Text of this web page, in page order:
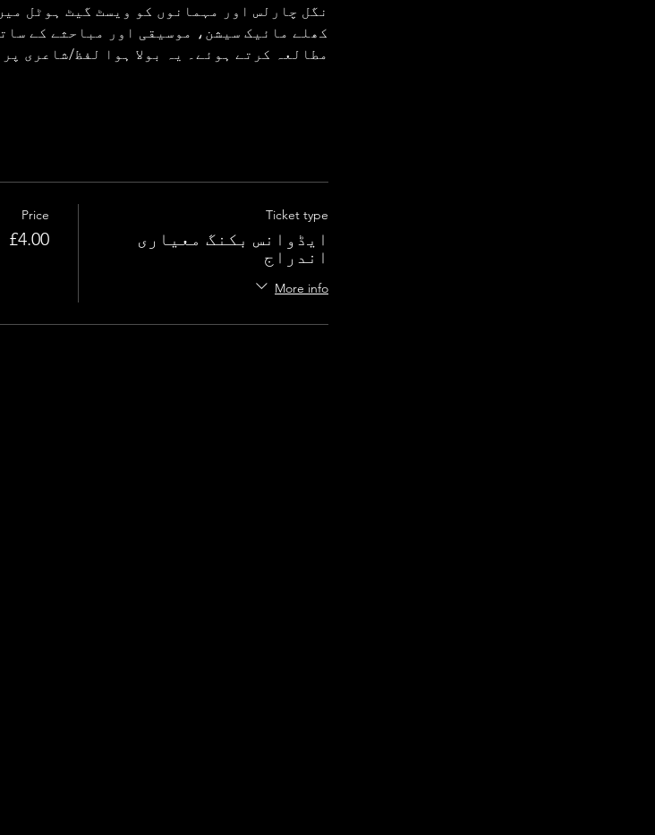
نگل چارلس اور مہمانوں کو ویسٹ گیٹ ہوٹل
کھلے مائیک سیشن، موسیقی اور مباحثے کے
مطالعہ کرتے ہوئے۔ یہ بولا ہوا لفظ/شاعری
Ticket type
ایڈوانس بکنگ معیاری
اندراج
More info
Price
£4.00